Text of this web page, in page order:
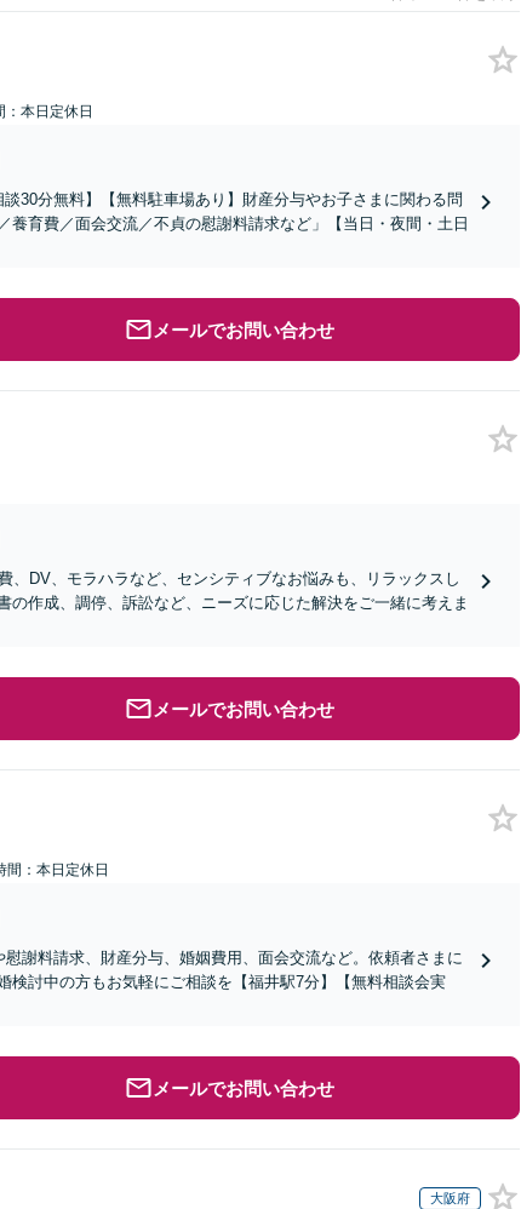
：本日定休日
30分無料】【無料駐車場あり】財産分与やお子さまに関わる問
育費／面会交流／不貞の慰謝料請求など」【当日・夜間・土日
メールでお問い合わせ
、DV、モラハラなど、センシティブなお悩みも、リラックスし
作成、調停、訴訟など、ニーズに応じた解決をご一緒に考えま
メールでお問い合わせ
間：本日定休日
謝料請求、財産分与、婚姻費用、面会交流など。依頼者さまに
検討中の方もお気軽にご相談を【福井駅7分】【無料相談会実
メールでお問い合わせ
大阪府